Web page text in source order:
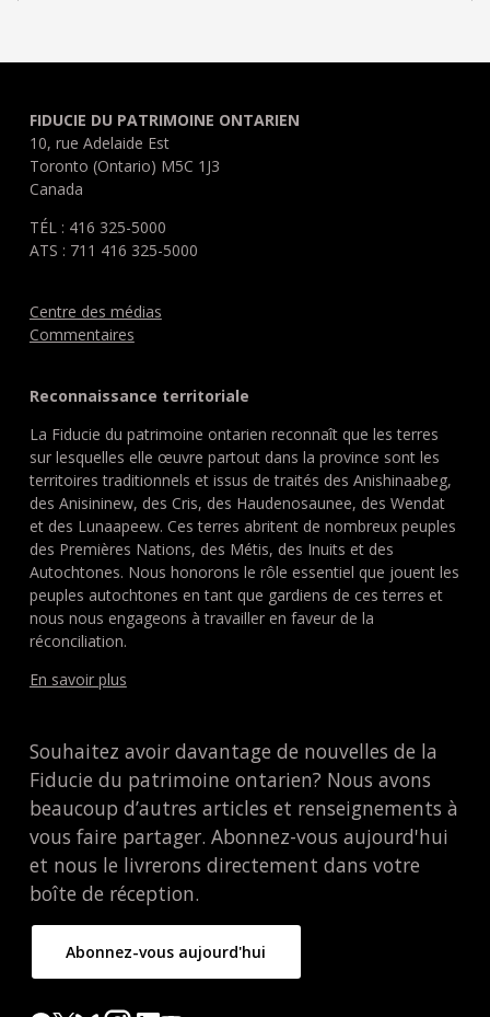
FIDUCIE DU PATRIMOINE ONTARIEN
10, rue Adelaide Est
Toronto (Ontario) M5C 1J3
Canada
TÉL : 416 325-5000
ATS : 711 416 325-5000
Centre des médias
Commentaires
Reconnaissance territoriale
La Fiducie du patrimoine ontarien reconnaît que les terres
sur lesquelles elle œuvre partout dans la province sont les
territoires traditionnels et issus de traités des Anishinaabeg,
des Anisininew, des Cris, des Haudenosaunee, des Wendat
et des Lunaapeew. Ces terres abritent de nombreux peuples
des Premières Nations, des Métis, des Inuits et des
Autochtones. Nous honorons le rôle essentiel que jouent les
peuples autochtones en tant que gardiens de ces terres et
nous nous engageons à travailler en faveur de la
réconciliation.
En savoir plus
Souhaitez avoir davantage de nouvelles de la
Fiducie du patrimoine ontarien? Nous avons
beaucoup d’autres articles et renseignements à
vous faire partager. Abonnez-vous aujourd'hui
et nous le livrerons directement dans votre
boîte de réception.
Abonnez-vous aujourd'hui